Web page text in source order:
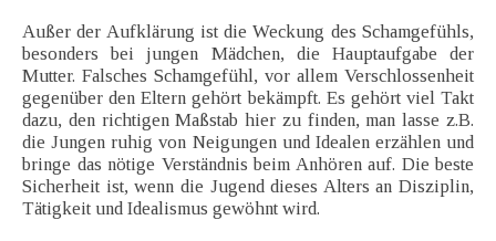
Außer der Aufklärung ist die Weckung des Schamgefühls,
besonders bei jungen Mädchen, die Hauptaufgabe der
Mutter. Falsches Schamgefühl, vor allem Verschlossenheit
gegenüber den Eltern gehört bekämpft. Es gehört viel Takt
dazu, den richtigen Maßstab hier zu finden, man lasse z.B.
die Jungen ruhig von Neigungen und Idealen erzählen und
bringe das nötige Verständnis beim Anhören auf. Die beste
Sicherheit ist, wenn die Jugend dieses Alters an Disziplin,
Tätigkeit und Idealismus gewöhnt wird.